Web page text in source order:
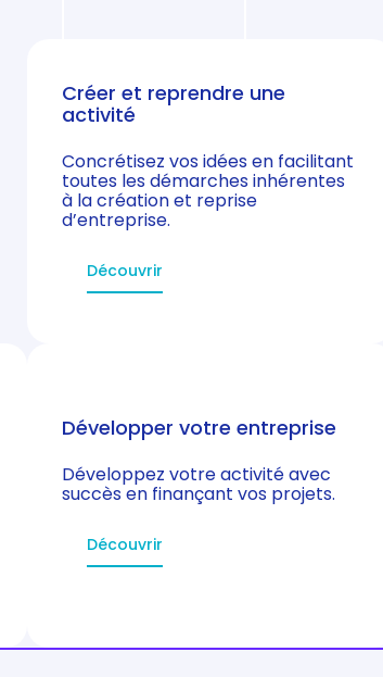
Créer et reprendre une
activité
Concrétisez vos idées en facilitant
toutes les démarches inhérentes
à la création et reprise
d’entreprise.
Découvrir
Développer votre entreprise
Développez votre activité avec
succès en finançant vos projets.
Découvrir